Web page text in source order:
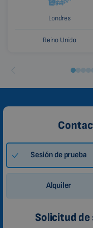
Londres
Reino Unido
Sesión de prueba
Alquiler
Solicitud de